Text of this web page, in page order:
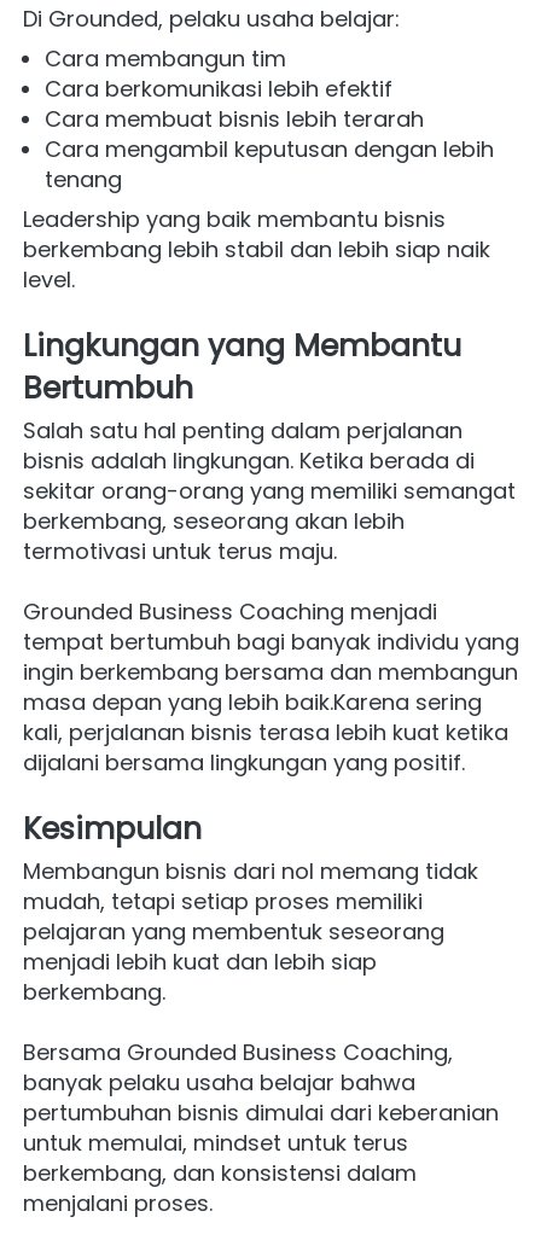
Di Grounded, pelaku usaha belajar:
Cara membangun tim
Cara berkomunikasi lebih efektif
Cara membuat bisnis lebih terarah
Cara mengambil keputusan dengan lebih
tenang
Leadership yang baik membantu bisnis
berkembang lebih stabil dan lebih siap naik
level.
Lingkungan yang Membantu
Bertumbuh
Salah satu hal penting dalam perjalanan
bisnis adalah lingkungan. Ketika berada di
sekitar orang-orang yang memiliki semangat
berkembang, seseorang akan lebih
termotivasi untuk terus maju.
Grounded Business Coaching menjadi
tempat bertumbuh bagi banyak individu yang
ingin berkembang bersama dan membangun
masa depan yang lebih baik.Karena sering
kali, perjalanan bisnis terasa lebih kuat ketika
dijalani bersama lingkungan yang positif.
Kesimpulan
Membangun bisnis dari nol memang tidak
mudah, tetapi setiap proses memiliki
pelajaran yang membentuk seseorang
menjadi lebih kuat dan lebih siap
berkembang.
Bersama Grounded Business Coaching,
banyak pelaku usaha belajar bahwa
pertumbuhan bisnis dimulai dari keberanian
untuk memulai, mindset untuk terus
berkembang, dan konsistensi dalam
menjalani proses.